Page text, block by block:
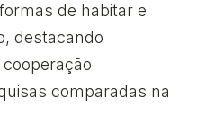
de habitar e
destacando
comparadas na